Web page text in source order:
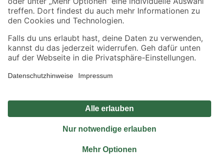
Alle Preisangaben in EUR inkl. gesetzl. MwSt.. Die dargestellten Angebote sind unter
Umständen nicht in allen Märkten verfügbar. Die angegebenen Verfügbarkeiten beziehen
Produkte nur solange der Vorrat reicht.
*Paketversand ab 59 € versandkostenfrei, gilt nicht für Artikel mit Speditionsversand, hier
Privatsphäre Impressum
Nutzungsbedingungen
Widerrufsrecht
Vertrag widerrufen
© 2026 toom Baumarkt GmbH